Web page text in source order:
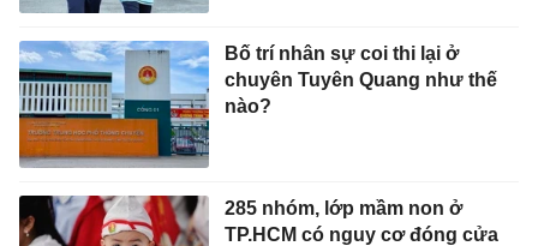
Bố trí nhân sự coi thi lại ở
chuyên Tuyên Quang như thế
nào?
285 nhóm, lớp mầm non ở
TP.HCM có nguy cơ đóng cửa